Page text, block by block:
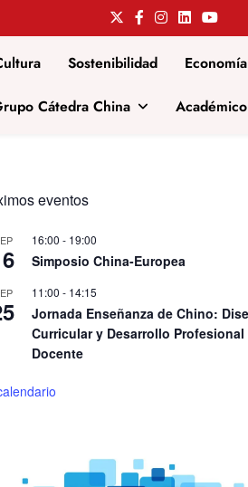
Sostenibilidad Economía
Cátedra China Académico
eventos
16:00 - 19:00
Simposio China-Europea
11:00 - 14:15
Jornada Enseñanza de Chino:
Curricular y Desarrollo Profesional
Docente